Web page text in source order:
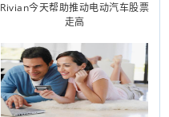
Rivian今天帮助推动电动汽车股票
走高